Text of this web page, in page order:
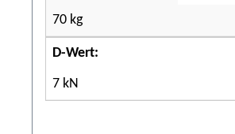
70 kg
D-Wert:
7 kN